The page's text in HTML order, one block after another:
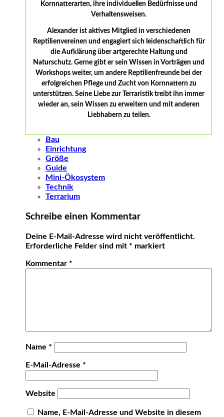
Kornnatterarten, ihre individuellen Bedürfnisse und
Verhaltensweisen.
Alexander ist aktives Mitglied in verschiedenen
Reptilienvereinen und engagiert sich leidenschaftlich für
die Aufklärung über artgerechte Haltung und
Naturschutz. Gerne gibt er sein Wissen in Vorträgen und
Workshops weiter, um andere Reptilienfreunde bei der
erfolgreichen Pflege und Zucht von Kornnattern zu
unterstützen. Seine Liebe zur Terraristik treibt ihn immer
wieder an, sein Wissen zu erweitern und mit anderen
Liebhabern zu teilen.
Bau
Einrichtung
Größe
Guide
Mini-Ökosystem
Technik
Terrarium
Schreibe einen Kommentar
Deine E-Mail-Adresse wird nicht veröffentlicht.
Erforderliche Felder sind mit * markiert
Kommentar *
Name *
E-Mail-Adresse *
Website
Name, E-Mail-Adresse und Website in diesem